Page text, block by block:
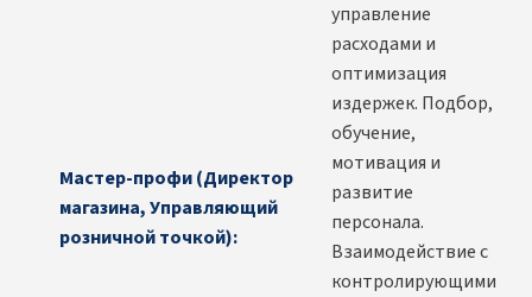
Мастер-профи (Директор
магазина, Управляющий
розничной точкой):
управление
расходами и
оптимизация
издержек. Подбор,
обучение,
мотивация и
развитие
персонала.
Взаимодействие с
контролирующими